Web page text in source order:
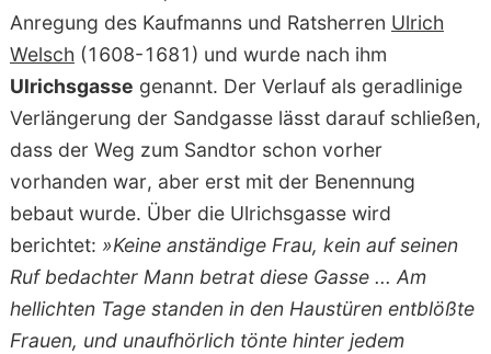
Anregung des Kaufmanns und Ratsherren Ulrich
Welsch (1608-1681) und wurde nach ihm
Ulrichsgasse genannt. Der Verlauf als geradlinige
Verlängerung der Sandgasse lässt darauf schließen,
dass der Weg zum Sandtor schon vorher
vorhanden war, aber erst mit der Benennung
bebaut wurde. Über die Ulrichsgasse wird
berichtet: »Keine anständige Frau, kein auf seinen
Ruf bedachter Mann betrat diese Gasse ... Am
hellichten Tage standen in den Haustüren entblößte
Frauen, und unaufhörlich tönte hinter jedem